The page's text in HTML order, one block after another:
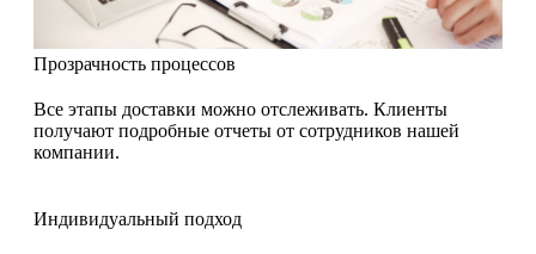
Прозрачность процессов
Все этапы доставки можно отслеживать. Клиенты
получают подробные отчеты от сотрудников нашей
компании.
Индивидуальный подход